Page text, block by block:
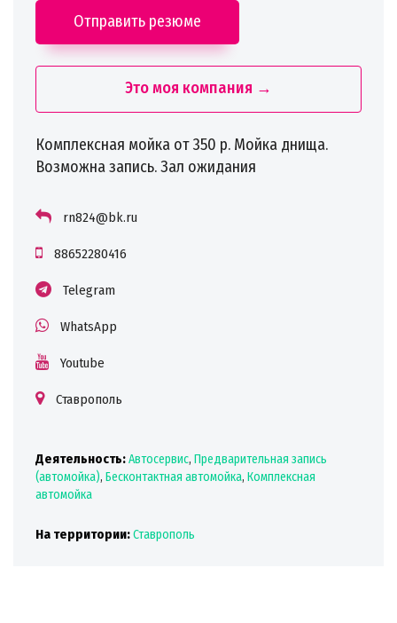
Отправить резюме
Это моя компания →
Комплексная мойка от 350 р. Мойка днища.
Возможна запись. Зал ожидания
rn824@bk.ru
88652280416
Telegram
WhatsApp
Youtube
Ставрополь
Деятельность:Автосервис, Предварительная запись
(автомойка), Бесконтактная автомойка, Комплексная
автомойка
На территории:Ставрополь